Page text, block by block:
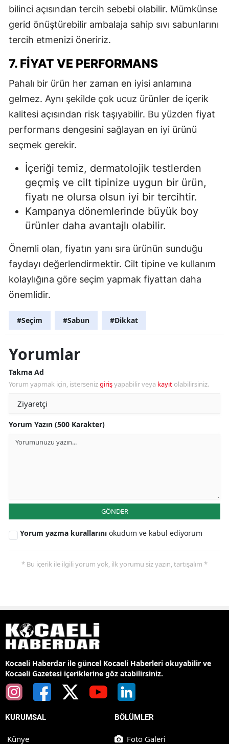
bilinci açısından tercih sebebi olabilir. Mümkünse
gerid önüştürebilir ambalaja sahip sıvı sabunlarını
tercih etmenizi öneririz.
7. FIYAT VE PERFORMANS
Pahalı bir ürün her zaman en iyisi anlamına
gelmez. Aynı şekilde çok ucuz ürünler de içerik
kalitesi açısından risk taşıyabilir. Bu yüzden fiyat
performans dengesini sağlayan en iyi ürünü
seçmek gerekir.
İçeriği temiz, dermatolojik testlerden
geçmiş ve cilt tipinize uygun bir ürün,
fiyatı ne olursa olsun iyi bir tercihtir.
Kampanya dönemlerinde büyük boy
ürünler daha avantajlı olabilir.
Önemli olan, fiyatın yanı sıra ürünün sunduğu
faydayı değerlendirmektir. Cilt tipine ve kullanım
kolaylığına göre seçim yapmak fiyattan daha
önemlidir.
#Seçim #Sabun #Dikkat
Yorumlar
Takma Ad
Yorum yapmak için, istersenizgirişyapabilir veya kayıt olabilirsiniz.
Yorum Yazın (500 Karakter)
GÖNDER
Yorum yazma kurallarını okudum ve kabul ediyorum
* Bu içerik ile ilgili yorum yok, ilk yorumu siz yazın, tartışalım *
Kocaeli Haberdar ile güncel Kocaeli Haberleri okuyabilir ve
Kocaeli Gazetesi içeriklerine göz atabilirsiniz.
KURUMSAL
Künye
BÖLÜMLER
Foto Galeri